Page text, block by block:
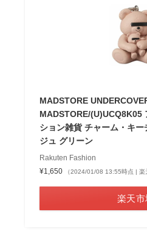
MADSTORE
MADSTORE/(U)UCQ8K05
ション雑貨 チャーム・キ
ジュ グリーン
Rakuten Fashion
¥1,650
（2024/01/08 13:55時点 | 楽
楽天市